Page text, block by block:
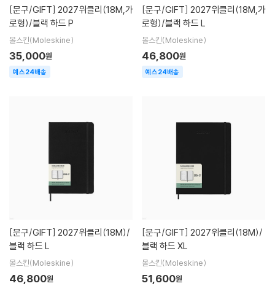
[문구/GIFT]
로형)/블랙 하드 P
몰스킨(Moleskine)
35,000원
예스24배송
[문구/GIFT]
로형)/블랙 하드 L
몰스킨(Moleskine)
46,800원
예스24배송
[문구/GIFT]
블랙 하드 L
몰스킨(Moleskine)
46,800원
[문구/GIFT]
블랙 하드 XL
몰스킨(Moleskine)
51,600원